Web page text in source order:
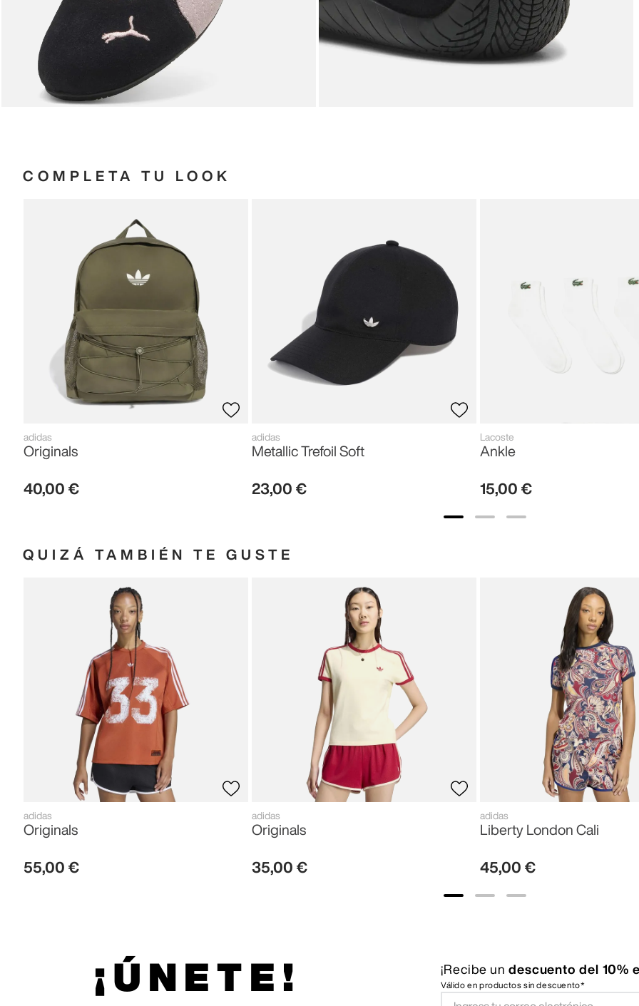
COMPLETA TU LOOK
adidas
Originals
40,00 €
adidas
Metallic Trefoil Soft
23,00 €
Lacoste
Ankle
15,00 €
QUIZÁ TAMBIÉN TE GUSTE
adidas
Originals
55,00 €
adidas
Originals
35,00 €
adidas
Liberty London Cali
45,00 €
¡ÚNETE! ¡Recibe un descuento del 10%
Válido en productos sin descuento*